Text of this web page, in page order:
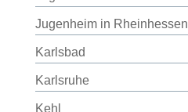
Jugenheim in Rheinhessen
Karlsbad
Karlsruhe
Kehl